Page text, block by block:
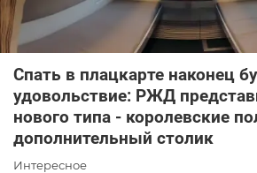
Спать в плацкарте наконец
удовольствие: РЖД
нового типа - королевские
дополнительный столик
Интересное